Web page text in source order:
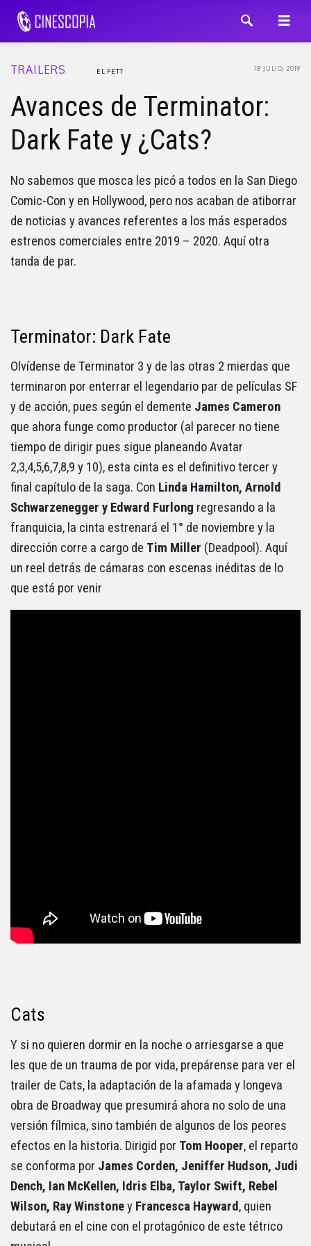
TRAILERS 18 JULIO, 2019
EL FETT
Avances de Terminator:
Dark Fate y ¿Cats?
No sabemos que mosca les picó a todos en la San Diego
Comic-Con y en Hollywood, pero nos acaban de atiborrar
de noticias y avances referentes a los más esperados
estrenos comerciales entre 2019 – 2020. Aquí otra
tanda de par.
Terminator: Dark Fate
Olvídense de Terminator 3 y de las otras 2 mierdas que
terminaron por enterrar el legendario par de películas SF
y de acción, pues según el demente James Cameron
que ahora funge como productor (al parecer no tiene
tiempo de dirigir pues sigue planeando Avatar
2,3,4,5,6,7,8,9 y 10), esta cinta es el definitivo tercer y
final capítulo de la saga. Con Linda Hamilton, Arnold
Schwarzenegger y Edward Furlong regresando a la
franquicia, la cinta estrenará el 1° de noviembre y la
dirección corre a cargo de Tim Miller (Deadpool). Aquí
un reel detrás de cámaras con escenas inéditas de lo
que está por venir
Cats
Y si no quieren dormir en la noche o arriesgarse a que
les que de un trauma de por vida, prepárense para ver el
trailer de Cats, la adaptación de la afamada y longeva
obra de Broadway que presumirá ahora no solo de una
versión fílmica, sino también de algunos de los peores
efectos en la historia. Dirigid por Tom Hooper, el reparto
se conforma por James Corden, Jeniffer Hudson, Judi
Dench, Ian McKellen, Idris Elba, Taylor Swift, Rebel
Wilson, Ray Winstoney Francesca Hayward, quien
debutará en el cine con el protagónico de este tétrico